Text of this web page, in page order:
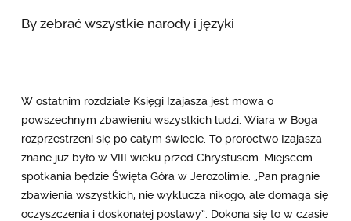
By zebrać wszystkie narody i języki
W ostatnim rozdziale Księgi Izajasza jest mowa o
powszechnym zbawieniu wszystkich ludzi. Wiara w Boga
rozprzestrzeni się po całym świecie. To proroctwo Izajasza
znane już było w VIII wieku przed Chrystusem. Miejscem
spotkania będzie Święta Góra w Jerozolimie. „Pan pragnie
zbawienia wszystkich, nie wyklucza nikogo, ale domaga się
oczyszczenia i doskonałej postawy”. Dokona się to w czasie